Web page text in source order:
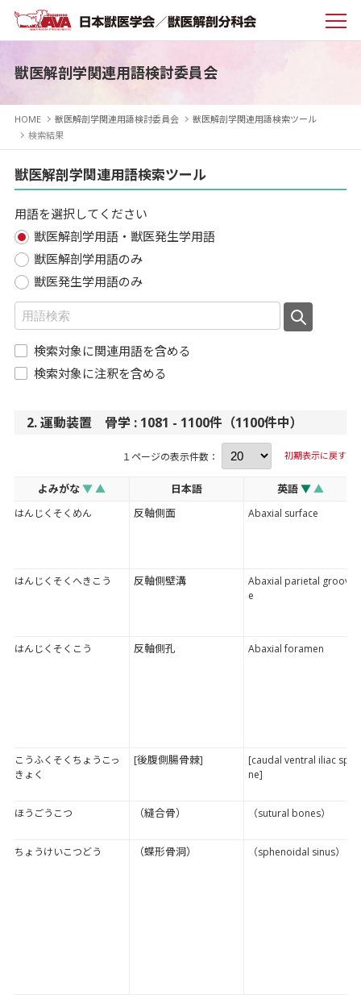
獣医解剖学関連用語検討委員会
HOME 獣医解剖学関連用語検討委員会
獣医解剖学関連用語検索ツール
検索結果
獣医解剖学関連用語検索ツール
用語を選択してください
獣医解剖学用語・獣医発生学用語
獣医解剖学用語のみ
獣医発生学用語のみ
検索対象に関連用語を含める
検索対象に注釈を含める
2. 運動装置 骨学 : 1081 - 1100件（1100件中）
１ページの表示件数： 初期表示に戻す
よみがな▼ ▲ 日本語 英語▼ ▲
はんじくそくめん 反軸側面 Abaxial surface
はんじくそくへきこう 反軸側壁溝
Abaxial parietal groov
e
はんじくそくこう 反軸側孔 Abaxial foramen
こうふくそくちょうこっ
きょく
[後腹側腸骨棘]
[caudal ventral iliac spi
ne]
ほうごうこつ （縫合骨） （sutural bones）
ちょうけいこつどう （蝶形骨洞） （sphenoidal sinus）